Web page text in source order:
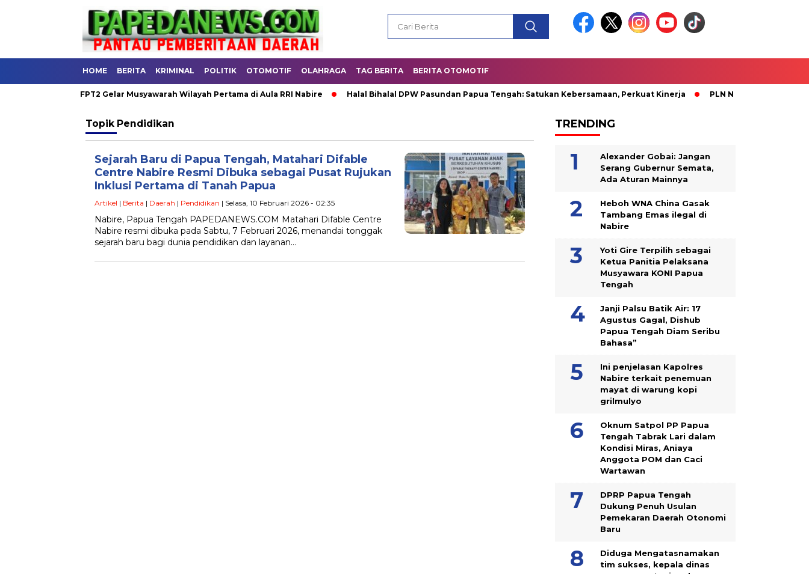
HOME BERITA KRIMINAL POLITIK OTOMOTIF OLAHRAGA TAG BERITA BERITA OTOMOTIF
FPT2 Gelar Musyawarah Wilayah Pertama di Aula RRI Nabire Halal Bihalal DPW Pasundan Papua Tengah: Satukan Kebersamaan, Perkuat Kinerja PLN Nabire Berbagi Kasih
Topik Pendidikan
Sejarah Baru di Papua Tengah, Matahari Difable
Centre Nabire Resmi Dibuka sebagai Pusat Rujukan
Inklusi Pertama di Tanah Papua
Artikel | Berita | Daerah | Pendidikan | Selasa, 10 Februari 2026 - 02:35
Nabire, Papua Tengah PAPEDANEWS.COM Matahari Difable Centre
Nabire resmi dibuka pada Sabtu, 7 Februari 2026, menandai tonggak
sejarah baru bagi dunia pendidikan dan layanan…
TRENDING
Alexander Gobai: Jangan
Serang Gubernur Semata,
Ada Aturan Mainnya
Heboh WNA China Gasak
Tambang Emas ilegal di
Nabire
Yoti Gire Terpilih sebagai
Ketua Panitia Pelaksana
Musyawara KONI Papua
Tengah
Janji Palsu Batik Air: 17
Agustus Gagal, Dishub
Papua Tengah Diam Seribu
Bahasa”
Ini penjelasan Kapolres
Nabire terkait penemuan
mayat di warung kopi
grilmulyo
Oknum Satpol PP Papua
Tengah Tabrak Lari dalam
Kondisi Miras, Aniaya
Anggota POM dan Caci
Wartawan
DPRP Papua Tengah
Dukung Penuh Usulan
Pemekaran Daerah Otonomi
Baru
Diduga Mengatasnamakan
tim sukses, kepala dinas